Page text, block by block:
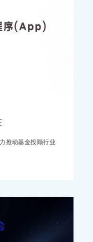
推动基金投顾行业